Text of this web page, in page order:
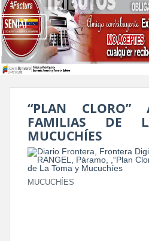
“PLAN CLORO”
FAMILIAS DE
MUCUCHÍES
MUCUCHÍES